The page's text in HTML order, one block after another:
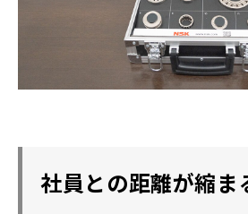
社員との距離が縮ま